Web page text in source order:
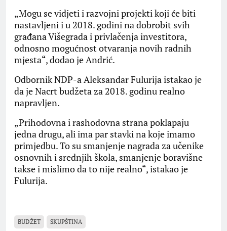
„Mogu se vidjeti i razvojni projekti koji će biti
nastavljeni i u 2018. godini na dobrobit svih
građana Višegrada i privlačenja investitora,
odnosno mogućnost otvaranja novih radnih
mjesta“, dodao je Andrić.
Odbornik NDP-a Aleksandar Fulurija istakao je
da je Nacrt budžeta za 2018. godinu realno
napravljen.
„Prihodovna i rashodovna strana poklapaju
jedna drugu, ali ima par stavki na koje imamo
primjedbu. To su smanjenje nagrada za učenike
osnovnih i srednjih škola, smanjenje boravišne
takse i mislimo da to nije realno“, istakao je
Fulurija.
BUDŽET SKUPŠTINA